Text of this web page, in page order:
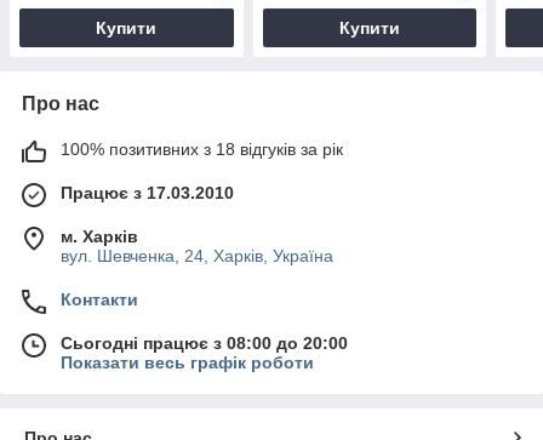
Купити Купити
Про нас
100% позитивних з 18 відгуків за рік
Працює з 17.03.2010
м. Харків
вул. Шевченка, 24, Харків, Україна
Контакти
Сьогодні працює з 08:00 до 20:00
Показати весь графік роботи